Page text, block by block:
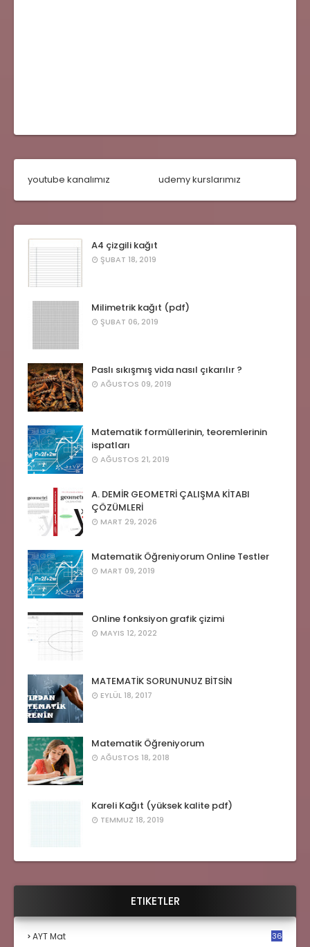
youtube kanalımız udemy kurslarımız
A4 çizgili kağıt
ŞUBAT 18, 2019
Milimetrik kağıt (pdf)
ŞUBAT 06, 2019
Paslı sıkışmış vida nasıl çıkarılır ?
AĞUSTOS 09, 2019
Matematik formüllerinin, teoremlerinin
ispatları
AĞUSTOS 21, 2019
A. DEMİR GEOMETRİ ÇALIŞMA KİTABI
ÇÖZÜMLERİ
MART 29, 2026
Matematik Öğreniyorum Online Testler
MART 09, 2019
Online fonksiyon grafik çizimi
MAYIS 12, 2022
MATEMATİK SORUNUNUZ BİTSİN
EYLÜL 18, 2017
Matematik Öğreniyorum
AĞUSTOS 18, 2018
Kareli Kağıt (yüksek kalite pdf)
TEMMUZ 18, 2019
ETIKETLER
AYT Mat 36